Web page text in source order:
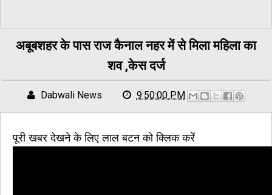
अबूबशहर के पास राज कैनाल नहर में से मिला महिला का
शव ,केस दर्ज
Dabwali News 9:50:00 PM
पूरी खबर देखने के लिए लाल बटन को क्लिक करें